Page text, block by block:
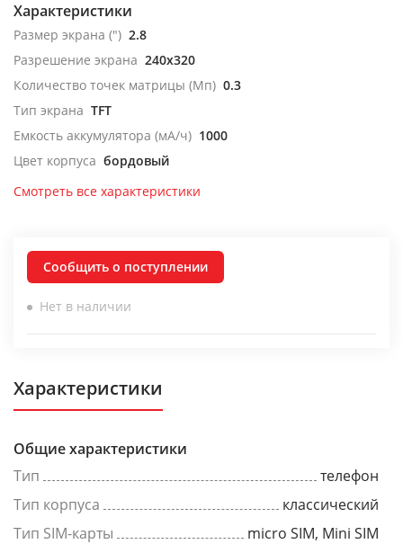
Характеристики
Размер экрана (") 2.8
Разрешение экрана 240x320
Количество точек матрицы (Мп) 0.3
Тип экрана TFT
Емкость аккумулятора (мА/ч) 1000
Цвет корпуса бордовый
Смотреть все характеристики
Сообщить о поступлении
Нет в наличии
Характеристики
Общие характеристики
Тип
телефон
Тип корпуса
классический
Тип SIM-карты
micro SIM, Mini SIM